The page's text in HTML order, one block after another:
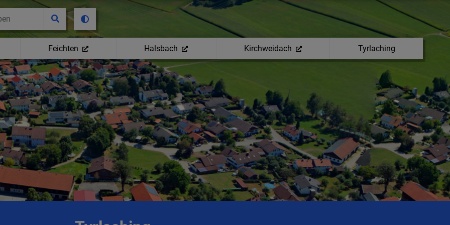
Feichten Halsbach Kirchweidach Tyrlaching